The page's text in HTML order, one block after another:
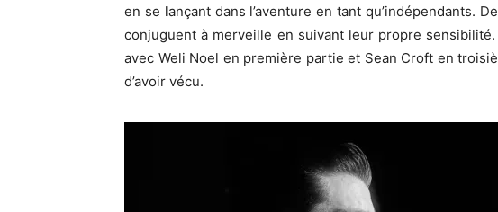
en se lançant dans l’aventure en tant qu’indépendants.
conjuguent à merveille en suivant leur propre
avec Weli Noel en première partie et Sean Croft en
d’avoir vécu.